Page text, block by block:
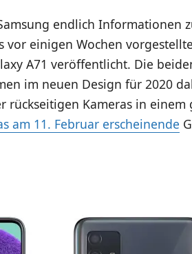
endlich Informationen
einigen Wochen
A71 veröffentlicht. Die
im neuen Design für 2020
Kameras in einem
am 11. Februar erscheinende